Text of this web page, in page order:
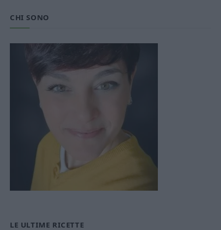
CHI SONO
LE ULTIME RICETTE